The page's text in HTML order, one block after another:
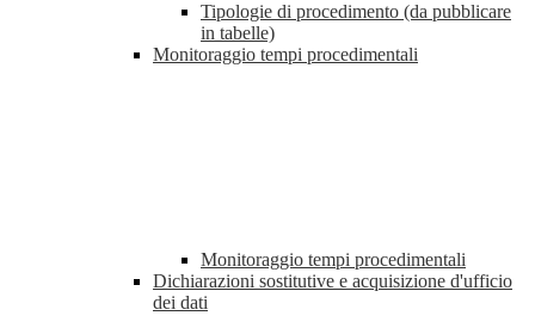
Tipologie di procedimento (da pubblicare
in tabelle)
Monitoraggio tempi procedimentali
Monitoraggio tempi procedimentali
Dichiarazioni sostitutive e acquisizione d'ufficio
dei dati